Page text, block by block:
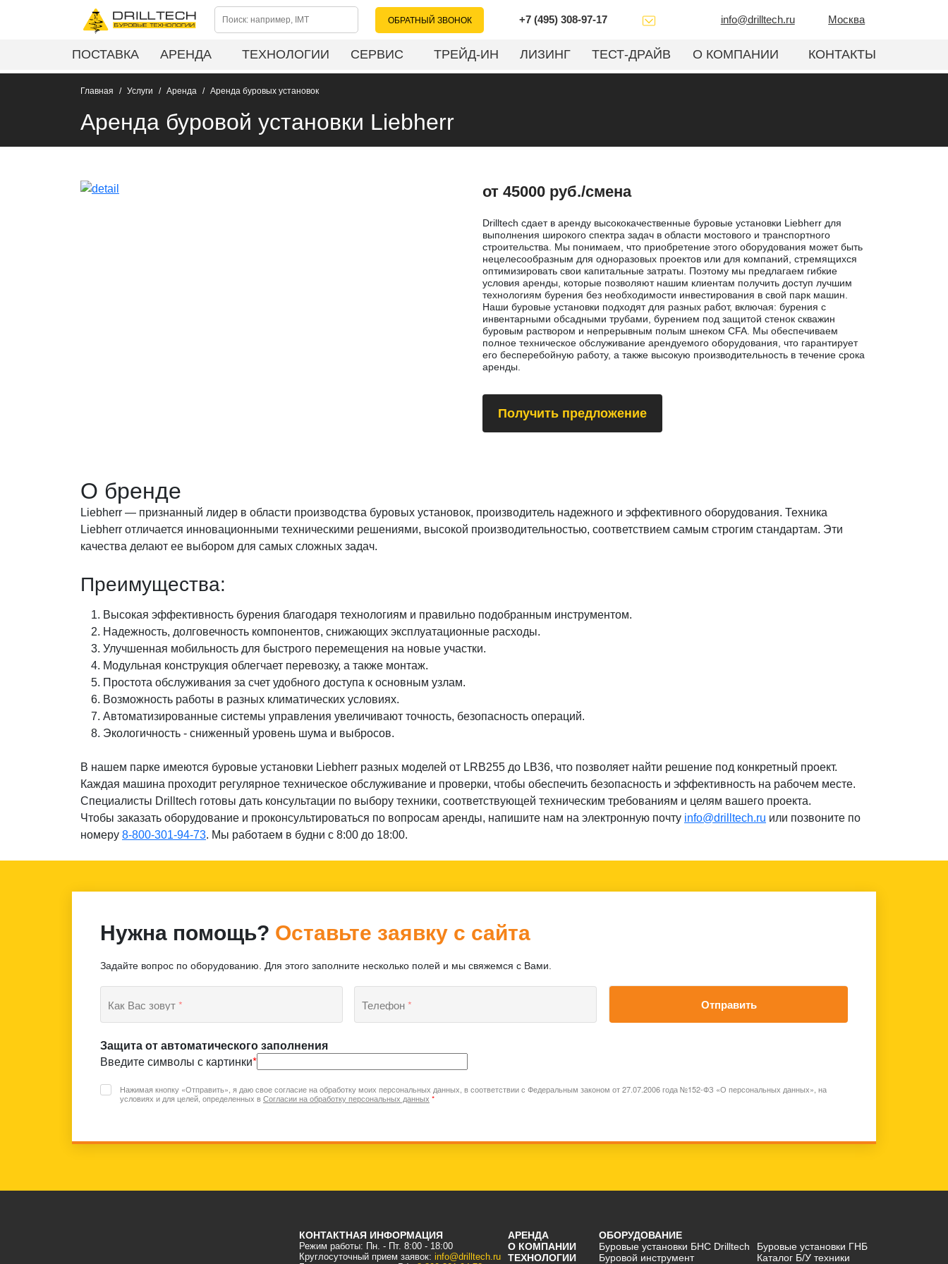
ОБРАТНЫЙ ЗВОНОК +7 (495) 308-97-17 info@drilltech.ru Москва
ПОСТАВКА АРЕНДА ТЕХНОЛОГИИ СЕРВИС ТРЕЙД-ИН ЛИЗИНГ ТЕСТ-ДРАЙВ О КОМПАНИИ КОНТАКТЫ
Главная Услуги Аренда Аренда буровых установок
Аренда буровой установки Liebherr
от 45000 руб./смена
Drilltech сдает в аренду высококачественные буровые установки Liebherr для
выполнения широкого спектра задач в области мостового и транспортного
строительства. Мы понимаем, что приобретение этого оборудования может быть
нецелесообразным для одноразовых проектов или для компаний, стремящихся
оптимизировать свои капитальные затраты. Поэтому мы предлагаем гибкие
условия аренды, которые позволяют нашим клиентам получить доступ лучшим
технологиям бурения без необходимости инвестирования в свой парк машин.
Наши буровые установки подходят для разных работ, включая: бурения с
инвентарными обсадными трубами, бурением под защитой стенок скважин
буровым раствором и непрерывным полым шнеком CFA. Мы обеспечиваем
полное техническое обслуживание арендуемого оборудования, что гарантирует
его бесперебойную работу, а также высокую производительность в течение срока
аренды.
Получить предложение
О бренде
Liebherr — признанный лидер в области производства буровых установок, производитель надежного и эффективного оборудования. Техника
Liebherr отличается инновационными техническими решениями, высокой производительностью, соответствием самым строгим стандартам. Эти
качества делают ее выбором для самых сложных задач.
Преимущества:
Высокая эффективность бурения благодаря технологиям и правильно подобранным инструментом.
Надежность, долговечность компонентов, снижающих эксплуатационные расходы.
Улучшенная мобильность для быстрого перемещения на новые участки.
Модульная конструкция облегчает перевозку, а также монтаж.
Простота обслуживания за счет удобного доступа к основным узлам.
Возможность работы в разных климатических условиях.
Автоматизированные системы управления увеличивают точность, безопасность операций.
Экологичность - сниженный уровень шума и выбросов.
В нашем парке имеются буровые установки Liebherr разных моделей от LRB255 до LB36, что позволяет найти решение под конкретный проект.
Каждая машина проходит регулярное техническое обслуживание и проверки, чтобы обеспечить безопасность и эффективность на рабочем месте.
Специалисты Drilltech готовы дать консультации по выбору техники, соответствующей техническим требованиям и целям вашего проекта.
Чтобы заказать оборудование и проконсультироваться по вопросам аренды, напишите нам на электронную почту info@drilltech.ru или позвоните по
номеру 8-800-301-94-73. Мы работаем в будни с 8:00 до 18:00.
Нужна помощь? Оставьте заявку с сайта
Задайте вопрос по оборудованию. Для этого заполните несколько полей и мы свяжемся с Вами.
Как Вас зовут* Телефон*
Защита от автоматического заполнения
Введите символы с картинки*
Нажимая кнопку «Отправить», я даю свое согласие на обработку моих персональных данных, в соответствии с Федеральным законом от 27.07.2006 года №152-ФЗ «О персональных данных», на
условиях и для целей, определенных вСогласии на обработку персональных данных *
Отправить
КОНТАКТНАЯ ИНФОРМАЦИЯ
Режим работы: Пн. - Пт. 8:00 - 18:00
Круглосуточный прием заявок: info@drilltech.ru
АРЕНДА
О КОМПАНИИ
ТЕХНОЛОГИИ
ОБОРУДОВАНИЕ
Буровые установки БНС Drilltech
Буровой инструмент
Буровые установки ГНБ
Каталог Б/У техники